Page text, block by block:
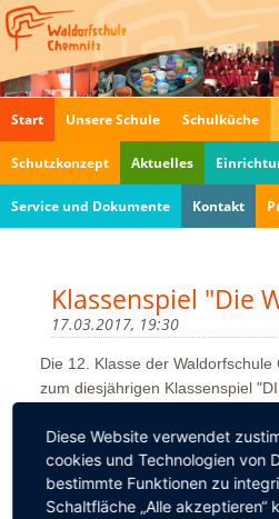
Start Unsere Schule Schulküche
Schutzkonzept Aktuelles
Service und Dokumente Kontakt
Klassenspiel "Die
17.03.2017, 19:30
Die 12. Klasse der
zum diesjährigen Klassenspiel
Jeweils am:
Freitag, den 17.03. um 19:30
Samstag, den 18.03. um 19:30
Diese Website verwendet
cookies und Technologien von
bestimmte Funktionen zu
Schaltfläche „Alle akzeptieren“